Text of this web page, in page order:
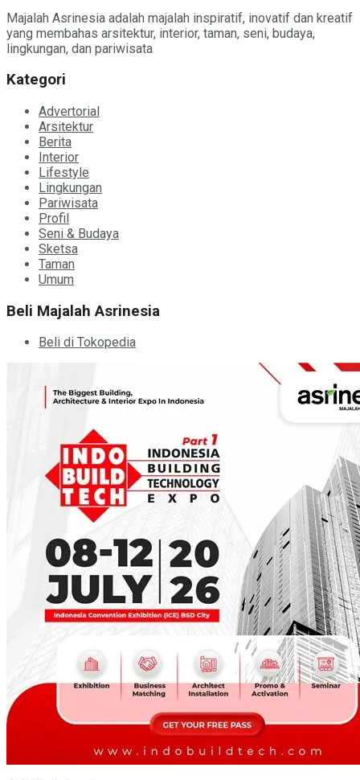
Majalah Asrinesia adalah majalah inspiratif, inovatif dan kreatif
yang membahas arsitektur, interior, taman, seni, budaya,
lingkungan, dan pariwisata
Kategori
Advertorial
Arsitektur
Berita
Interior
Lifestyle
Lingkungan
Pariwisata
Profil
Seni & Budaya
Sketsa
Taman
Umum
Beli Majalah Asrinesia
Beli di Tokopedia